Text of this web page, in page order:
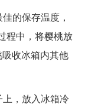
的保存温度，
程中，将樱桃放
收冰箱内其他
，放入冰箱冷